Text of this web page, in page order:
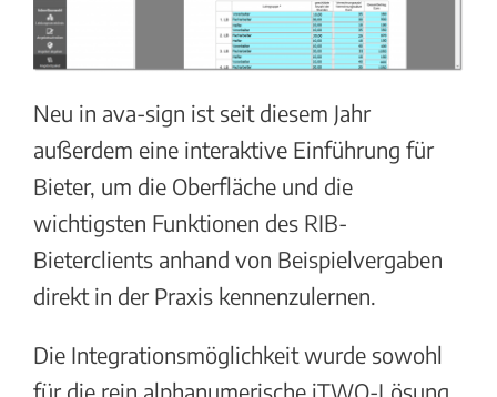
Neu in ava-sign ist seit diesem Jahr
außerdem eine interaktive Einführung für
Bieter, um die Oberfläche und die
wichtigsten Funktionen des RIB-
Bieterclients anhand von Beispielvergaben
direkt in der Praxis kennenzulernen.
Die Integrationsmöglichkeit wurde sowohl
für die rein alphanumerische iTWO-Lösung